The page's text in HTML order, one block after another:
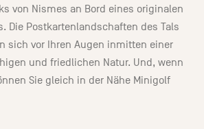
von Nismes an Bord eines originalen
Die Postkartenlandschaften des Tals
sich vor Ihren Augen inmitten einer
und friedlichen Natur. Und, wenn
Sie gleich in der Nähe Minigolf